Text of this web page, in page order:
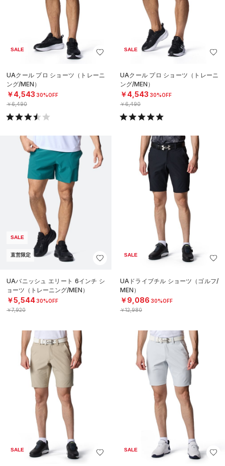
SALE
UAクール プロ ショーツ（トレーニ
ング/MEN）
￥4,543 30%OFF
￥6,490
SALE
UAクール プロ ショーツ（トレーニ
ング/MEN）
￥4,543 30%OFF
￥6,490
SALE
直営限定
UAバニッシュ エリート 6インチ シ
ョーツ（トレーニング/MEN）
￥5,54430%OFF
￥7,920
SALE
UAドライブチル ショーツ（ゴルフ/
MEN）
￥9,086 30%OFF
￥12,980
SALE SALE